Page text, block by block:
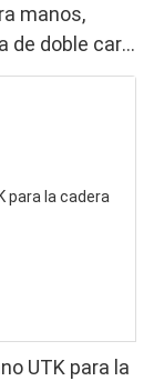
manos,
de doble cara
LED de
UTK para la